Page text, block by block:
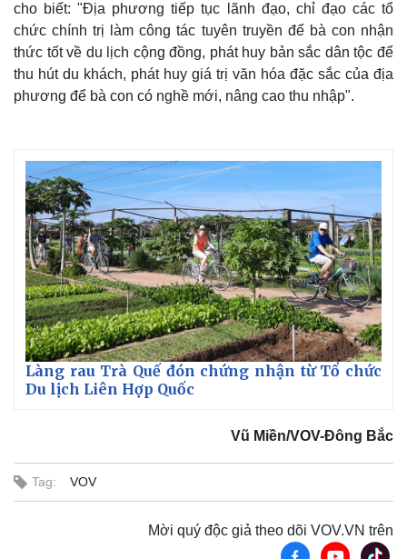
cho biết: "Địa phương tiếp tục lãnh đạo, chỉ đạo các tổ
chức chính trị làm công tác tuyên truyền để bà con nhận
thức tốt về du lịch cộng đồng, phát huy bản sắc dân tộc để
thu hút du khách, phát huy giá trị văn hóa đặc sắc của địa
phương để bà con có nghề mới, nâng cao thu nhập".
Làng rau Trà Quế đón chứng nhận từ Tổ chức
Du lịch Liên Hợp Quốc
Vũ Miền/VOV-Đông Bắc
Tag: VOV
Mời quý độc giả theo dõi VOV.VN trên